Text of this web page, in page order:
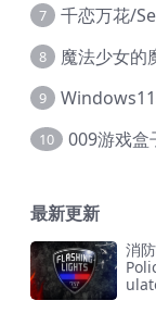
7 千恋万花/
8 魔法少女的
9
10 009游戏盒
最新更新
消